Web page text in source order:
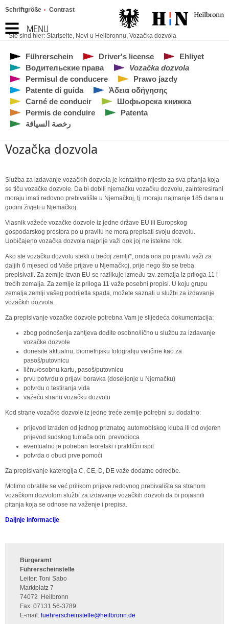
MENU
Schriftgröße Contrast
Sie sind hier: Startseite, Novi u Heilbronnu, Vozačka dozvola
Führerschein Driver's license
Ehliyet
Водительские права
Vozačka dozvola
Permisul de conducere
Prawo jazdy
Patente di guida
Άδεια οδήγησης
Carné de conducir
Шофьорска книжка
Permis de conduire
Patenta
رخصة السياقة
Vozačka dozvola
Služba za izdavanje vozačkih dozvola je kontaktno mjesto za sva pitanja koja
se tiču vozačke dozvole. Da bi dobili njemačku vozačku dozvolu, zainteresirani
moraju imati redovno prebivalište u Njemačkoj, tj. moraju najmanje 185 dana u
godini živjeti u Njemačkoj.
Vlasnik važeće vozačke dozvole iz jedne države EU ili Europskog
gospodarskog prostora po u pravilu ne mora prepisati svoju dozvolu.
Uobičajeno vozačka dozvola najprije važi dok joj ne istekne rok.
Ako ste vozačku dozvolu stekli u trećoj zemlji*, onda ona po pravilu važi za
daljih 6 mjeseci od Vaše prijave u Njemačkoj, prije nego što se treba
prepisivati. Za zemlje izvan EU se razlikuje između tzv. zemalja iz priloga 11 i
trećih zemalja. Za zemlje iz priloga 11 važe posebni propisi. U koju grupu
zemalja zemlji vašeg podrijetla spada, možete saznati u službi za izdavanje
vozačkih dozvola.
Za prepisivanje vozačke dozvole potrebna Vam je slijedeća dokumentacija:
zbog podnošenja zahtjeva dođite osobno/lično u službu za izdavanje
vozačke dozvole
donesite aktualnu, biometrijsku fotografiju veličine kao za
pasoš/putovnicu
ličnu/osobnu kartu, pasoš/putovnicu
prvu potvrdu o prijavi boravka (doseljenje u Njemačku)
potvrdu o testiranja vida
važeću stranu vozačku dozvolu
Kod strane vozačke dozvole iz jedne treće zemlje potrebni su dodatno:
prijevod izrađen od jednog priznatog automoblskog kluba ili od ovjeren
prijevod sudskog tumača odn. prevodioca
eventualno je potreban teoretski i praktični ispit
potvrda o obuci prve pomoći
Za prepisivanje katerogija C, CE, D, DE važe dodatne odredbe.
Molimo obratite se već prilikom prijave redovnog prebivališta sa stranom
vozačkom dozvolom službi za izdavanje vozačkih dozvoli da bi pojasnili
pitanja koja se odnose na važenje i prepisa.
Daljnje informacije
Bürgeramt
Führerscheinstelle
Leiter: Toni Sabo
Marktplatz 7
74072
Heilbronn
Fax: 07131 56-3789
E-mail: fuehrerscheinstelle@heilbronn.de